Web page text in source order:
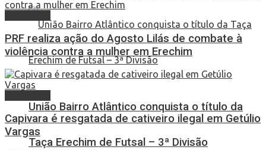
União Bairro Atlântico conquista o título da
Taça Erechim de Futsal – 3ª Divisão
PRF realiza ação do Agosto Lilás de combate à
violência contra a mulher em Erechim
Capivara é resgatada de cativeiro ilegal em Getúlio
Vargas